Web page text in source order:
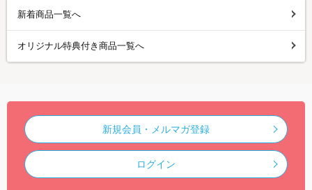
新着商品一覧へ
オリジナル特典付き商品一覧へ
新規会員・メルマガ登録
ログイン